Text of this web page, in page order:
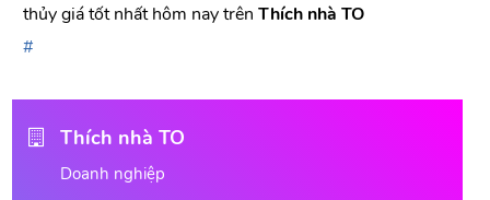
thủy giá tốt nhất hôm nay trênThích nhà TO
Thích nhà TO
Doanh nghiệp